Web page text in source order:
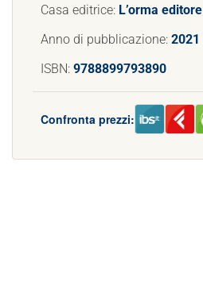
Casa editrice: L’orma editore
Anno di pubblicazione: 2021
ISBN: 9788899793890
Confronta prezzi: